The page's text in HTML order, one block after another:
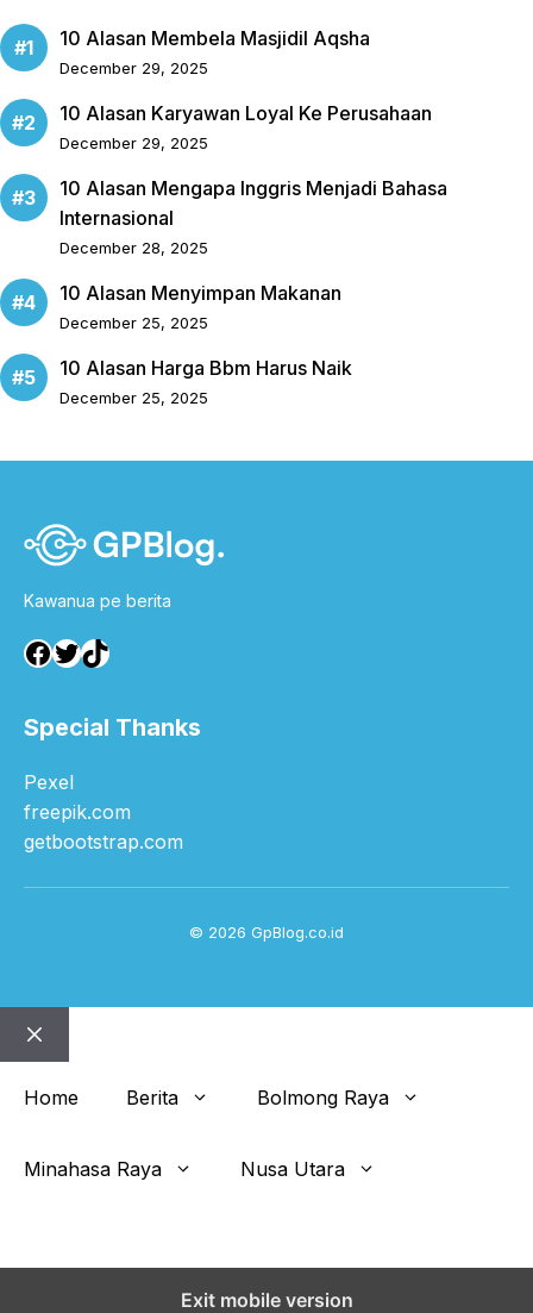
10 Alasan Membela Masjidil Aqsha
December 29, 2025
10 Alasan Karyawan Loyal Ke Perusahaan
December 29, 2025
10 Alasan Mengapa Inggris Menjadi Bahasa
Internasional
December 28, 2025
10 Alasan Menyimpan Makanan
December 25, 2025
10 Alasan Harga Bbm Harus Naik
December 25, 2025
Kawanua pe berita
Facebook
Twitter
TikTok
Special Thanks
Pexel
freepik.com
getbootstrap.com
© 2026 GpBlog.co.id
Close
Home
Berita Bolmong Raya
Minahasa Raya Nusa Utara
Exit mobile version